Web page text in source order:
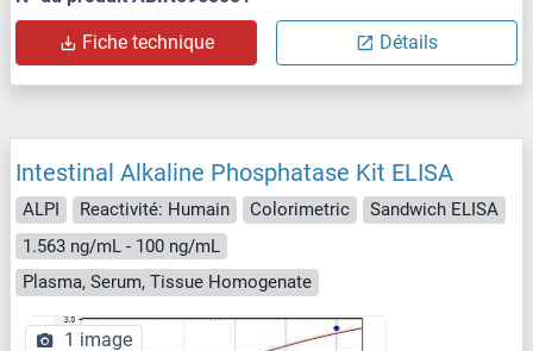
Fiche technique Détails
Intestinal Alkaline Phosphatase Kit ELISA
ALPI Reactivité: Humain Colorimetric
Sandwich ELISA
1.563 ng/mL - 100 ng/mL
Plasma, Serum, Tissue Homogenate
1 image